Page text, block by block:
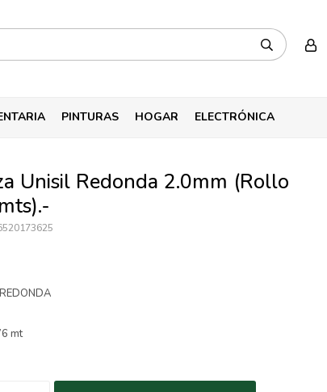
PINTURAS HOGAR ELECTRÓNICA
Unisil Redonda 2.0mm (Rollo
mt